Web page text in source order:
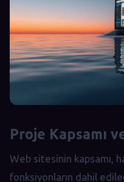
Proje Kapsamı
Web sitesinin kapsamı,
fonksiyonların dahil